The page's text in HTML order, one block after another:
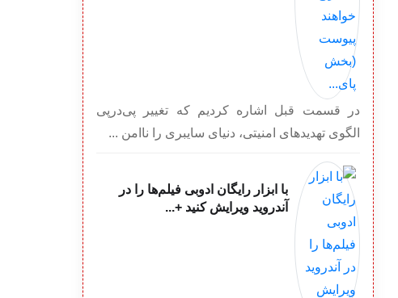
در قسمت قبل اشاره کردیم که تغییر پی‌در‌پی
الگوی تهدیدهای امنیتی، دنیای سایبری را ناامن ...
با ابزار رایگان ادوبی فیلم‌ها را در
آندروید ویرایش کنید +...